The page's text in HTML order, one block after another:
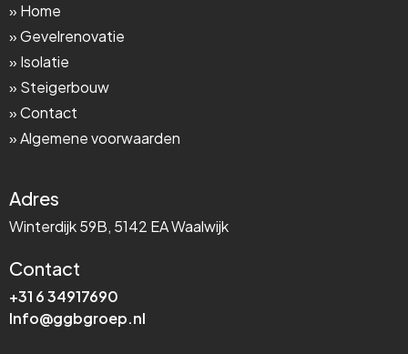
» Home
» Gevelrenovatie
» Isolatie
» Steigerbouw
» Contact
» Algemene voorwaarden
Adres
Winterdijk 59B, 5142 EA Waalwijk
Contact
+31 6 34917690
Info@ggbgroep.nl